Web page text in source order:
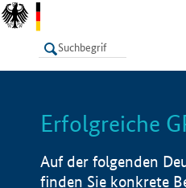
LISTE
Erfolgreiche
Auf der folgenden
finden Sie konkrete